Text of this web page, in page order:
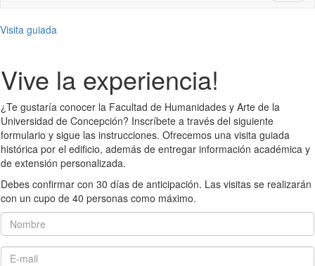
Visita guiada
Vive la experiencia!
¿Te gustaría conocer la Facultad de Humanidades y Arte de la
Universidad de Concepción? Inscríbete a través del siguiente
formulario y sigue las instrucciones. Ofrecemos una visita guiada
histórica por el edificio, además de entregar información académica y
de extensión personalizada.
Debes confirmar con 30 días de anticipación. Las visitas se realizarán
con un cupo de 40 personas como máximo.
Nombre
E-mail